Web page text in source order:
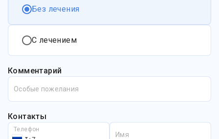
Без лечения
С лечением
Комментарий
Особые пожелания
Контакты
Телефон
Имя